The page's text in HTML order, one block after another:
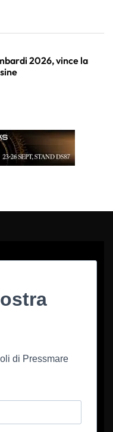
2026, vince la
di Pressmare